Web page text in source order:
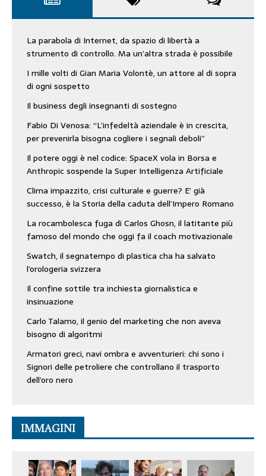
La parabola di Internet, da spazio di libertà a
strumento di controllo. Ma un’altra strada è possibile
I mille volti di Gian Maria Volontè, un attore al di sopra
di ogni sospetto
Il business degli insegnanti di sostegno
Fabio Di Venosa: “L’infedeltà aziendale è in crescita,
per prevenirla bisogna cogliere i segnali deboli”
Il potere oggi è nel codice: SpaceX vola in Borsa e
Anthropic sospende la Super Intelligenza Artificiale
Clima impazzito, crisi culturale e guerre? E’ già
successo, è la Storia della caduta dell’Impero Romano
La rocambolesca fuga di Carlos Ghosn, il latitante più
famoso del mondo che oggi fa il coach motivazionale
Swatch, il segnatempo di plastica cha ha salvato
l’orologeria svizzera
Il confine sottile tra inchiesta giornalistica e
insinuazione
Carlo Talamo, il genio del marketing che non aveva
bisogno di algoritmi
Armatori greci, navi ombra e avventurieri: chi sono i
Signori delle petroliere che controllano il trasporto
dell’oro nero
IMMAGINI